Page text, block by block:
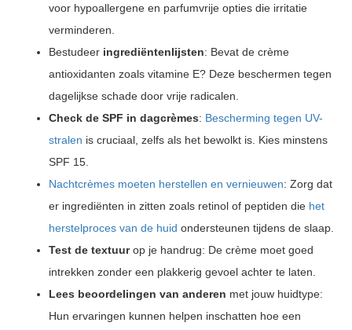
voor hypoallergene en parfumvrije opties die irritatie
verminderen.
Bestudeer ingrediëntenlijsten: Bevat de crème
antioxidanten zoals vitamine E? Deze beschermen tegen
dagelijkse schade door vrije radicalen.
Check de SPF in dagcrèmes: Bescherming tegen UV-
stralen is cruciaal, zelfs als het bewolkt is. Kies minstens
SPF 15.
Nachtcrèmes moeten herstellen en vernieuwen: Zorg dat
er ingrediënten in zitten zoals retinol of peptiden die het
herstelproces van de huid ondersteunen tijdens de slaap.
Test de textuurop je handrug: De crème moet goed
intrekken zonder een plakkerig gevoel achter te laten.
Lees beoordelingen van anderen met jouw huidtype:
Hun ervaringen kunnen helpen inschatten hoe een